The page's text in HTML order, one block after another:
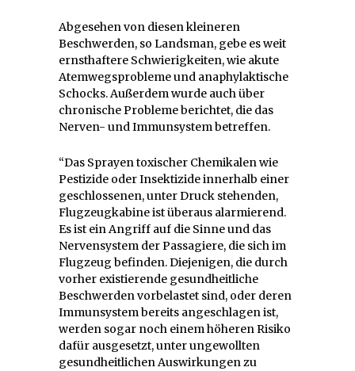
Abgesehen von diesen kleineren
Beschwerden, so Landsman, gebe es weit
ernsthaftere Schwierigkeiten, wie akute
Atemwegsprobleme und anaphylaktische
Schocks. Außerdem wurde auch über
chronische Probleme berichtet, die das
Nerven- und Immunsystem betreffen.
“Das Sprayen toxischer Chemikalen wie
Pestizide oder Insektizide innerhalb einer
geschlossenen, unter Druck stehenden,
Flugzeugkabine ist überaus alarmierend.
Es ist ein Angriff auf die Sinne und das
Nervensystem der Passagiere, die sich im
Flugzeug befinden. Diejenigen, die durch
vorher existierende gesundheitliche
Beschwerden vorbelastet sind, oder deren
Immunsystem bereits angeschlagen ist,
werden sogar noch einem höheren Risiko
dafür ausgesetzt, unter ungewollten
gesundheitlichen Auswirkungen zu